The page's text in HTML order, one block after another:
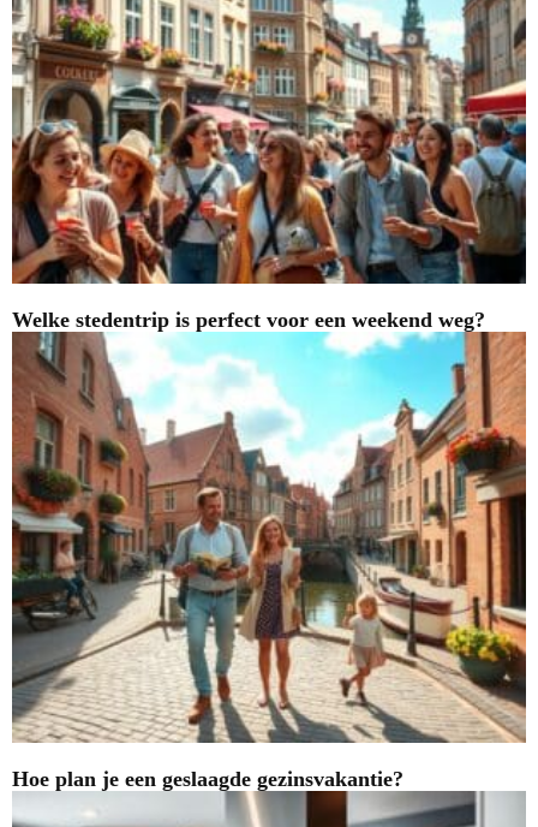
Welke stedentrip is perfect voor een weekend weg?
Hoe plan je een geslaagde gezinsvakantie?